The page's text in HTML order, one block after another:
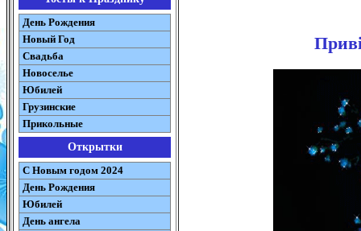
День Рождения
Новый Год
Свадьба
Новоселье
Юбилей
Грузинские
Прикольные
Открытки
С Новым годом 2024
День Рождения
Юбилей
День ангела